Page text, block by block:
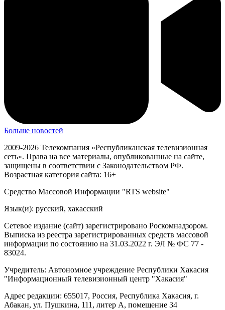
Больше новостей
2009-2026 Телекомпания «Республиканская телевизионная
сеть». Права на все материалы, опубликованные на сайте,
защищены в соответствии с Законодательством РФ.
Возрастная категория сайта: 16+
Средство Массовой Информации "RTS website"
Язык(и): русский, хакасский
Сетевое издание (сайт) зарегистрировано Роскомнадзором.
Выписка из реестра зарегистрированных средств массовой
информации по состоянию на 31.03.2022 г. ЭЛ № ФС 77 -
83024.
Учредитель: Автономное учреждение Республики Хакасия
"Информационный телевизионный центр "Хакасия"
Адрес редакции: 655017, Россия, Республика Хакасия, г.
Абакан, ул. Пушкина, 111, литер А, помещение 34